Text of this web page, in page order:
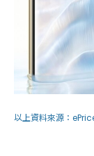
以上資料來源：